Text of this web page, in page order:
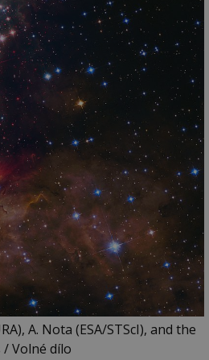
A. Nota (ESA/STScI), and the
/ Volné dílo